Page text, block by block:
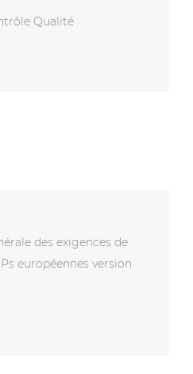
Qualité
des exigences de
européennes version